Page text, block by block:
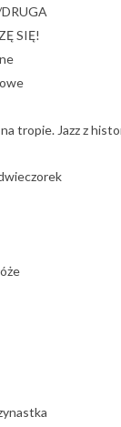
SIĘ!
tropie. Jazz z